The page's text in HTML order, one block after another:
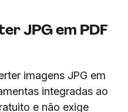
JPG em PDF
imagens JPG em
integradas ao
e não exige